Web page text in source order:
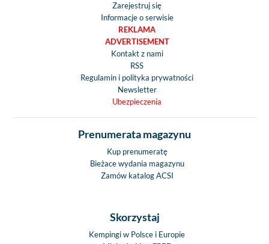
Zarejestruj się
Informacje o serwisie
REKLAMA
ADVERTISEMENT
Kontakt z nami
RSS
Regulamin i polityka prywatności
Newsletter
Ubezpieczenia
Prenumerata magazynu
Kup prenumeratę
Bieżace wydania magazynu
Zamów katalog ACSI
Skorzystaj
Kempingi w Polsce i Europie